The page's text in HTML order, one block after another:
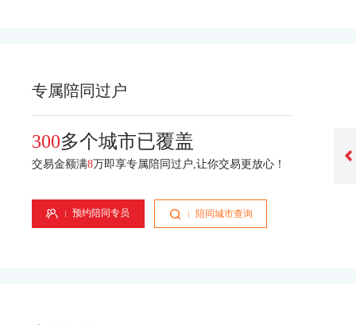
专属陪同过户
300多个城市已覆盖
交易金额满8万即享专属陪同过户,让你交易更放心！
预约陪同专员 陪同城市查询
专属顾问-2年从业经验 专属顾问-6年从业经验